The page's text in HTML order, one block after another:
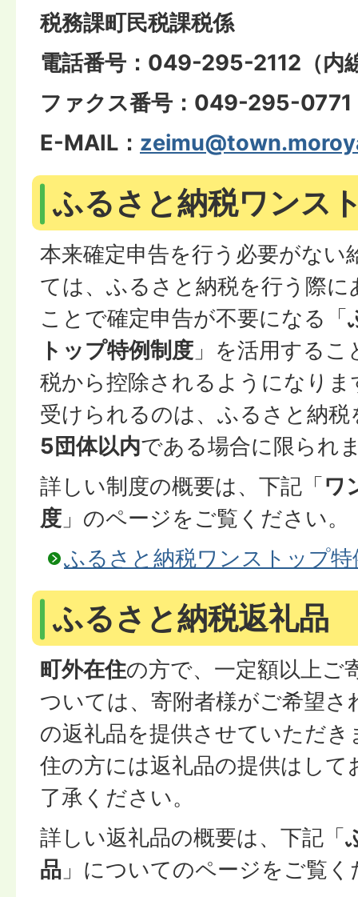
税務課町民税課税係
電話番号：049-295-2112（内
ファクス番号：049-295-0771
E-MAIL：
ふるさと納税ワンス
本来確定申告を行う必要がない
ては、ふるさと納税を行う際
ことで確定申告が不要になる「
トップ特例制度 」を活用する
税から控除されるようになり
受けられるのは、ふるさと納
5団体以内である場合に限られ
詳しい制度の概要は、下記「ワ
度 」のページをご覧ください。
ふるさと納税ワンストップ特
ふるさと納税返礼品
町外在住の方で、一定額以上ご
ついては、寄附者様がご希望さ
の返礼品を提供させていただ
住の方には返礼品の提供はし
了承ください。
詳しい返礼品の概要は、下記「
品 」についてのページをご覧